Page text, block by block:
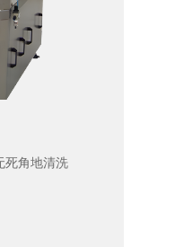
死角地清洗